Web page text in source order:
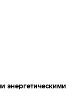
энергетическими